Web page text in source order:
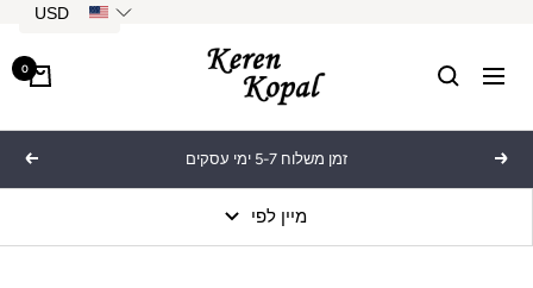
USD
ניווט
Kopal
0
הקודם זמן משלוח 5-7 ימי עסקים הבא
מיין לפי